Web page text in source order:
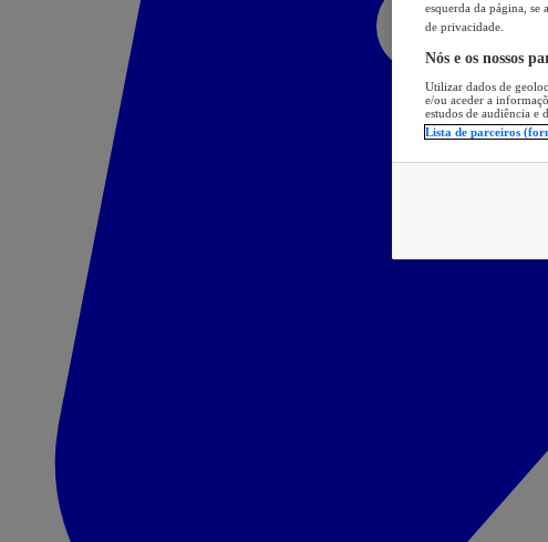
esquerda da página, se
de privacidade.
Nós e os nossos
Utilizar dados de
e/ou aceder a
estudos de audiência e
Lista de parceiros